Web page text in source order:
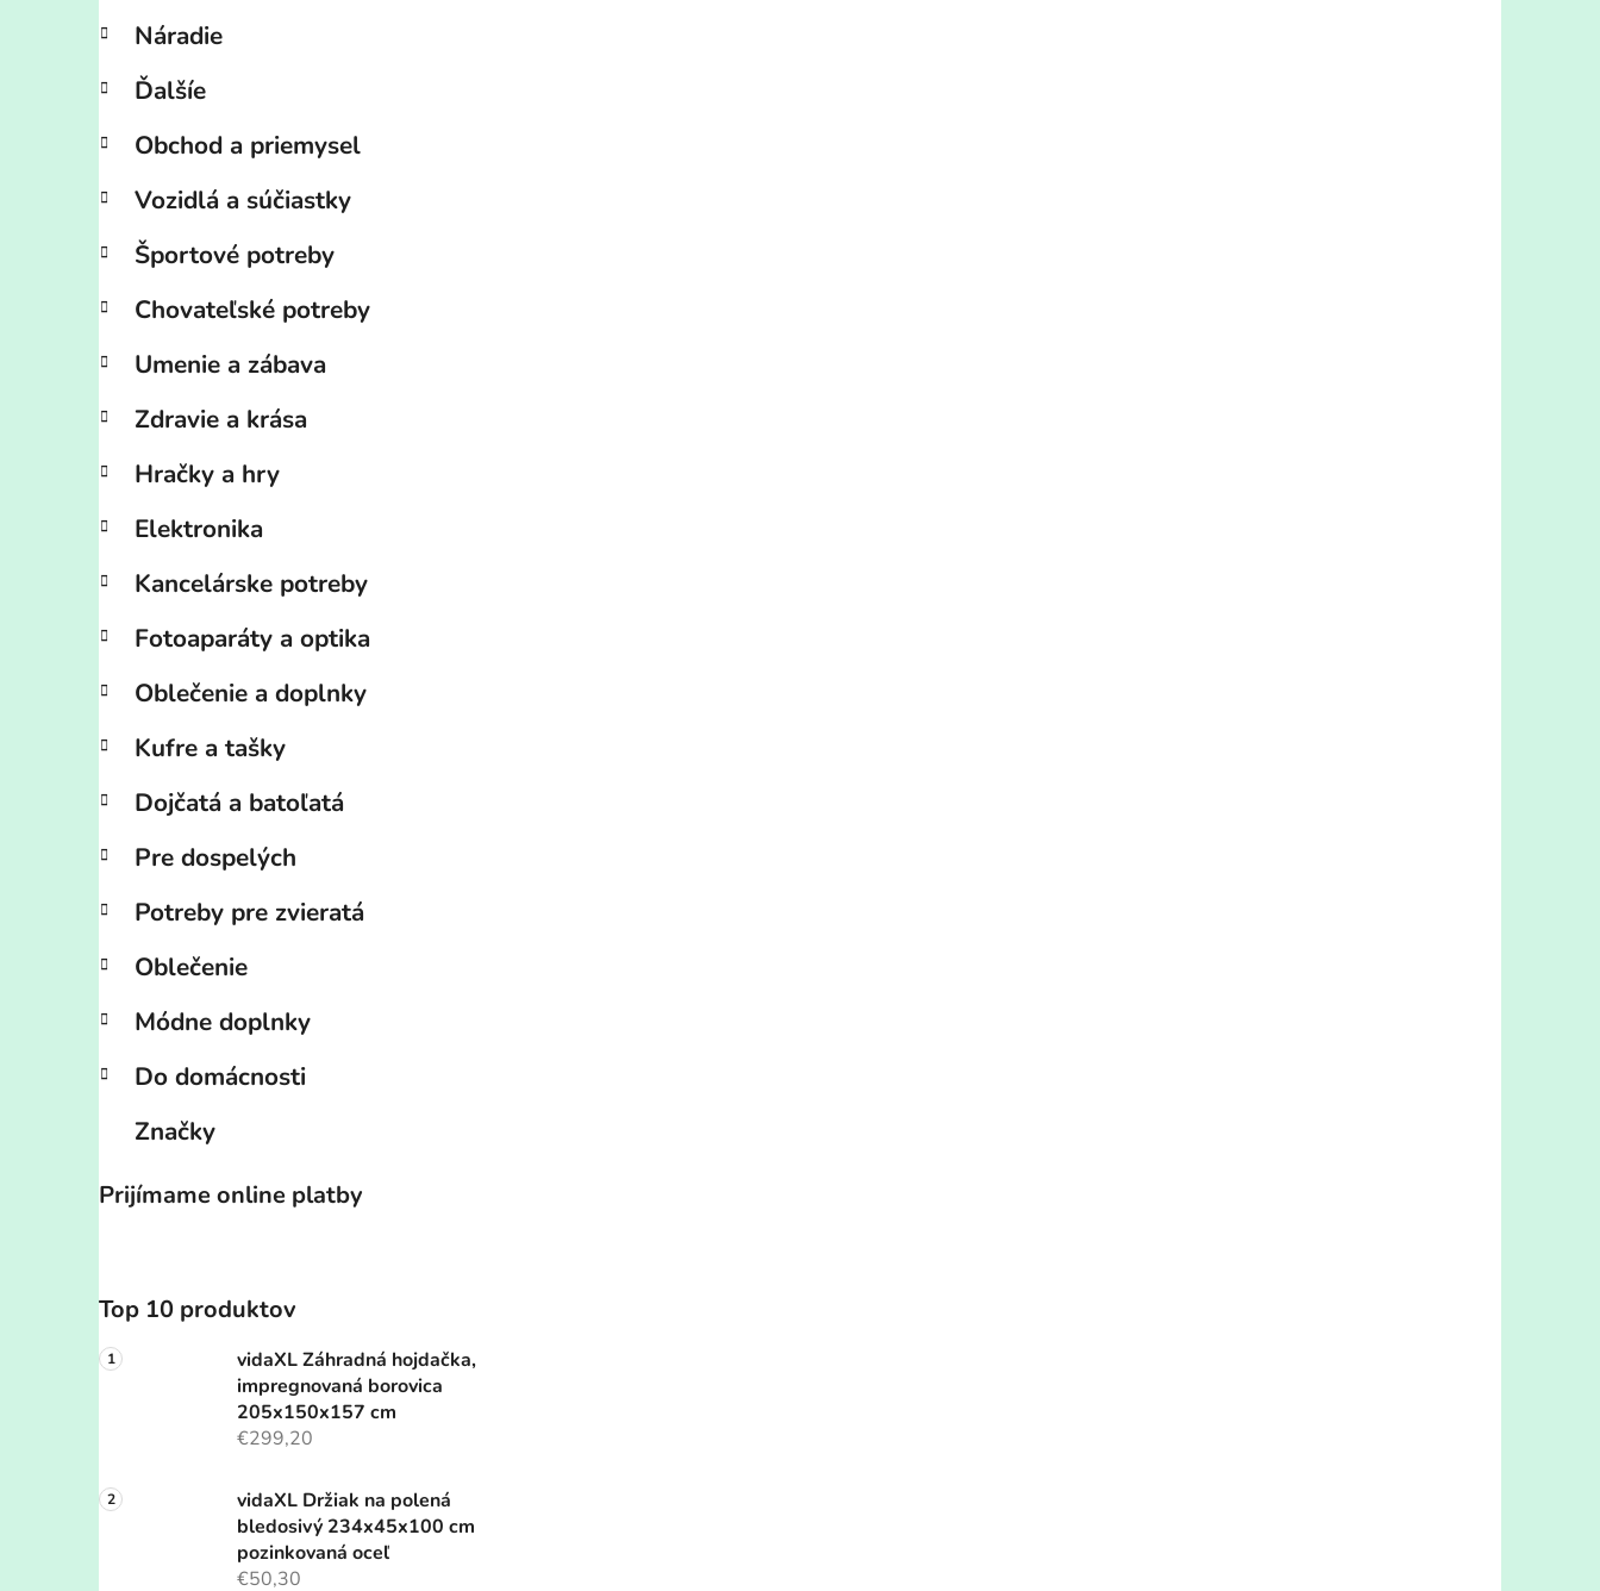
Náradie
Ďalšíe
Obchod a priemysel
Vozidlá a súčiastky
Športové potreby
Chovateľské potreby
Umenie a zábava
Zdravie a krása
Hračky a hry
Elektronika
Kancelárske potreby
Fotoaparáty a optika
Oblečenie a doplnky
Kufre a tašky
Dojčatá a batoľatá
Pre dospelých
Potreby pre zvieratá
Oblečenie
Módne doplnky
Do domácnosti
Značky
Prijímame online platby
Top 10 produktov
vidaXL Záhradná hojdačka,
impregnovaná borovica
205x150x157 cm
€299,20
vidaXL Držiak na polená
bledosivý 234x45x100 cm
pozinkovaná oceľ
€50,30